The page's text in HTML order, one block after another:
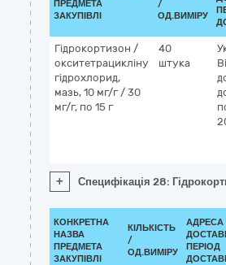
ПРЕДМЕТА
ЗАКУПІВЛІ
/
ОД.ВИМІРУ
Гідрокортизон /
окситетрацикліну
гідрохлорид,
мазь, 10 мг/г / 30
мг/г, по 15 г
40
штука
+ Специфікація 28:
КОНКРЕТНА
НАЗВА
ПРЕДМЕТА
ЗАКУПІВЛІ
КІЛЬКІСТЬ
/
ОД.ВИМІРУ
АДРЕСА
ПЕРІОД